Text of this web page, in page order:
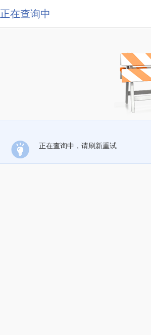
正在查询中
正在查询中，请刷新重试